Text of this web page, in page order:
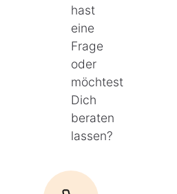
hast
eine
Frage
oder
möchtest
Dich
beraten
lassen?